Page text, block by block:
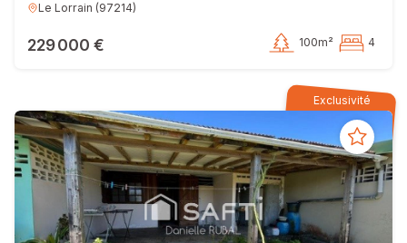
Le Lorrain (97214)
229 000 € 100m² 4
Exclusivité